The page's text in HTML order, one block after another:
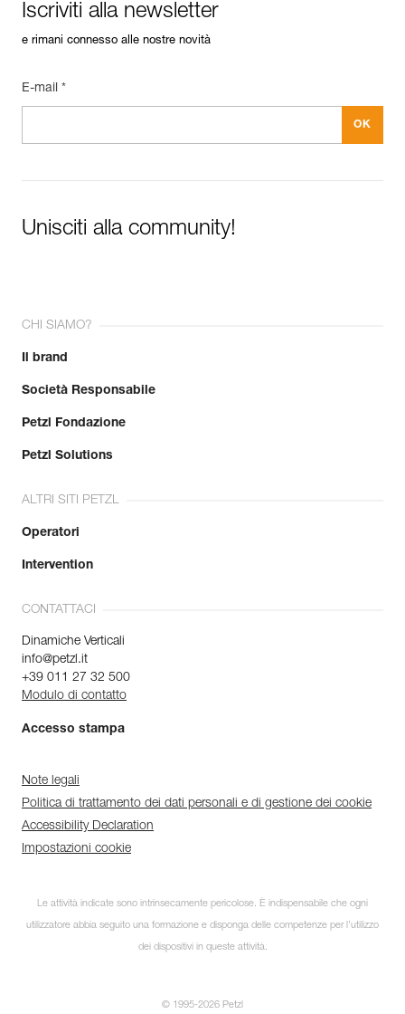
Importa ed esporta facilmente i dati dei tuoi DPI esistenti.
Visualizza lo storico di un prodotto dalla sua data di
Per saperne di più
Iscriviti alla newsletter
e rimani connesso alle nostre novità
E-mail *
Unisciti alla community!
CHI SIAMO?
Il brand
Società Responsabile
Petzl Fondazione
Petzl Solutions
ALTRI SITI PETZL
Operatori
Intervention
CONTATTACI
Dinamiche Verticali
info@petzl.it
+39 011 27 32 500
Modulo di contatto
Accesso stampa
Note legali
Politica di trattamento dei dati personali e di gestione dei cookie
Accessibility Declaration
Impostazioni cookie
Le attività indicate sono intrinsecamente pericolose. È indispensabile che ogni
utilizzatore abbia seguito una formazione e disponga delle competenze per l’utilizzo
dei dispositivi in queste attività.
© 1995-2026 Petzl